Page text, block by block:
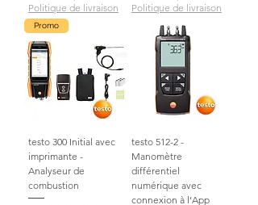
Politique de livraison
Politique de livraison
Promo
testo 300 Initial avec
imprimante -
Analyseur de
combustion
testo 512-2 -
Manomètre
différentiel
numérique avec
connexion à l’App